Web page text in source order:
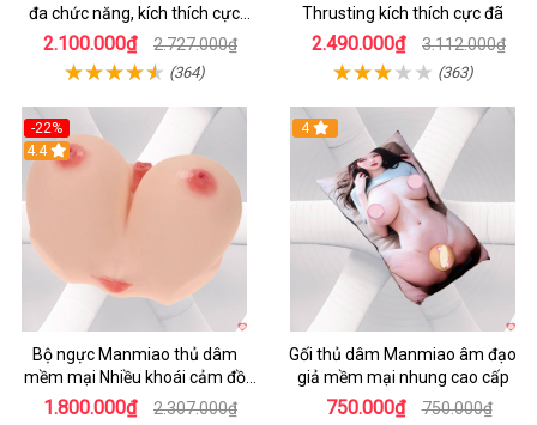
đa chức năng, kích thích cực
mạnh
2.100.000₫ 2.727.000₫
(364)
Thrusting kích thích cực đã
2.490.000₫ 3.112.000₫
(363)
-22%
4.4
Bộ ngực Manmiao thủ dâm
mềm mại Nhiều khoái cảm đồ
chơi người lớn
1.800.000₫ 2.307.000₫
4
Gối thủ dâm Manmiao âm đạo
giả mềm mại nhung cao cấp
750.000₫ 750.000₫